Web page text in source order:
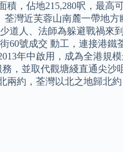
積，佔地215,280呎，最高
荃灣近芙蓉山南麓一帶地
道人、法師為躲避戰禍來
60號成交 動工，連接港
年中啟用，成為全港規
，並取代觀塘綫直通尖
約，荃灣以北之地歸北約